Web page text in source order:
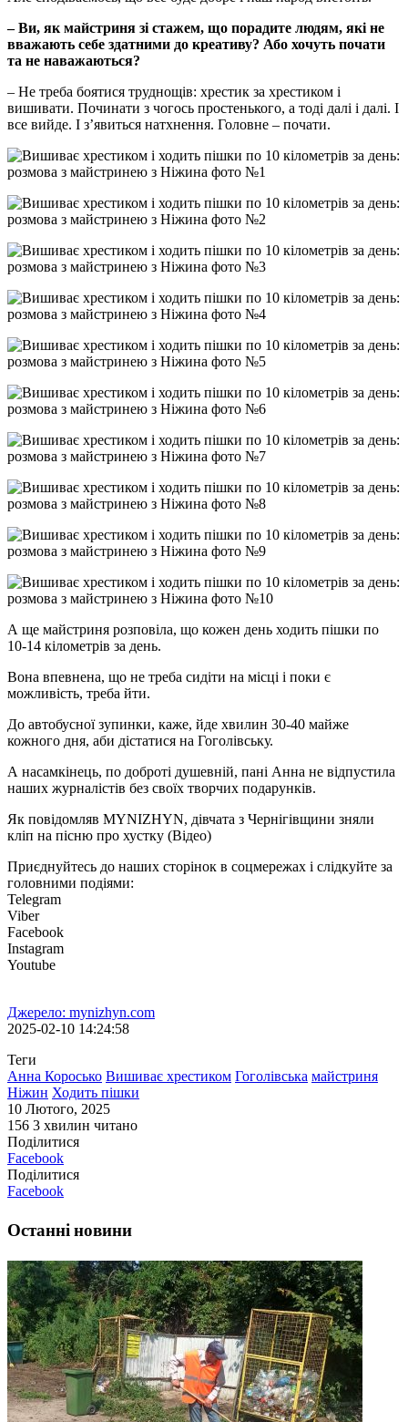
– Ви, як майстриня зі стажем, що порадите людям, які не
вважають себе здатними до креативу? Або хочуть почати
та не наважаються?
– Не треба боятися труднощів: хрестик за хрестиком і
вишивати. Починати з чогось простенького, а тоді далі і далі. І
все вийде. І з’явиться натхнення. Головне – почати.
А ще майстриня розповіла, що кожен день ходить пішки по
10-14 кілометрів за день.
Вона впевнена, що не треба сидіти на місці і поки є
можливість, треба йти.
До автобусної зупинки, каже, йде хвилин 30-40 майже
кожного дня, аби дістатися на Гоголівську.
А насамкінець, по доброті душевній, пані Анна не відпустила
наших журналістів без своїх творчих подарунків.
Як повідомляв MYNIZHYN, дівчата з Чернігівщини зняли
кліп на пісню про хустку (Відео)
Приєднуйтесь до наших сторінок в соцмережах і слідкуйте за
головними подіями:
Telegram
Viber
Facebook
Instagram
Youtube
Джерело: mynizhyn.com
2025-02-10 14:24:58
Теги
Анна Коросько Вишиває хрестиком Гоголівська майстриня
Ніжин Ходить пішки
10 Лютого, 2025
156 3 хвилин читано
Поділитися
Facebook
Поділитися
Facebook
Останні новини